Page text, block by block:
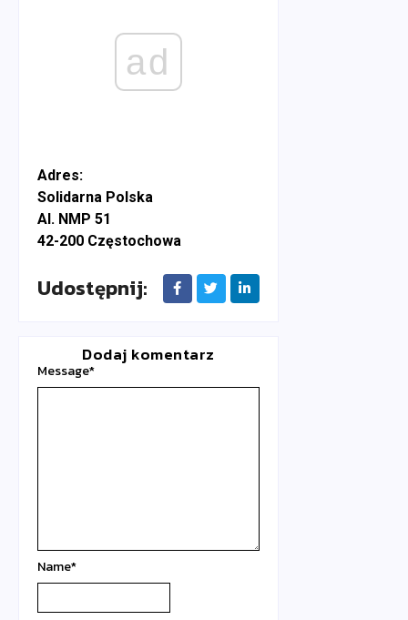
ad
Adres:
Solidarna Polska
Al. NMP 51
42-200 Częstochowa
Udostępnij:
Dodaj komentarz
Message*
Name*